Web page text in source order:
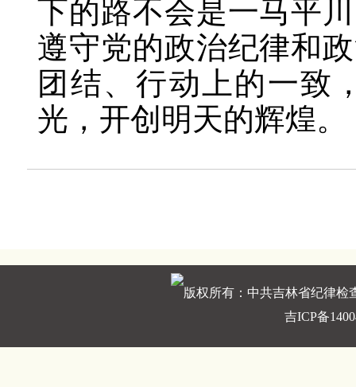
下的路不会是一马平
遵守党的政治纪律和
团结、行动上的一致
光，开创明天的辉煌。
版权所有：中共吉林省纪律检
吉ICP备